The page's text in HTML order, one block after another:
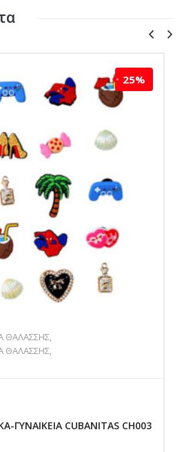
25%
ΘΑΛΑΣΣΗΣ,
ΘΑΛΑΣΣΗΣ,
ΓΥΝΑΙΚΕΙΑ CUBANITAS CH003